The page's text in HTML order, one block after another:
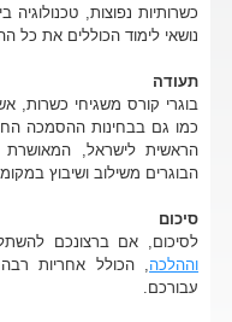
כשרותיות נפוצות, טכנולוגיה
נושאי לימוד הכוללים את כל
תעודה
בוגרי קורס משגיחי כשרות,
כמו גם בבחינות ההסמכה
הראשית לישראל, המאושרת
הבוגרים משילוב ושיבוץ
סיכום
לסיכום, אם ברצונכם
וההלכה , הכולל אחריות
עבורכם.